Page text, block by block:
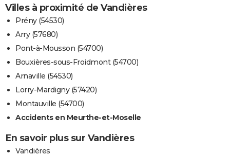
Villes à proximité de Vandières
Prény (54530)
Arry (57680)
Pont-à-Mousson (54700)
Bouxières-sous-Froidmont (54700)
Arnaville (54530)
Lorry-Mardigny (57420)
Montauville (54700)
Accidents en Meurthe-et-Moselle
En savoir plus sur Vandières
Vandières